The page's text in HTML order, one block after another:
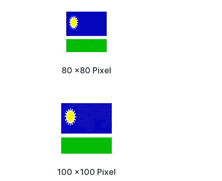
80 x80 Pixel
100 x100 Pixel